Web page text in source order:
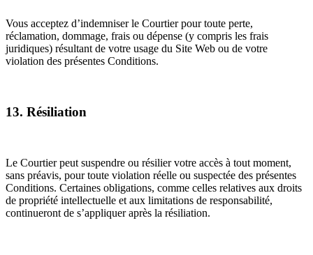
Vous acceptez d’indemniser le Courtier pour toute perte,
réclamation, dommage, frais ou dépense (y compris les frais
juridiques) résultant de votre usage du Site Web ou de votre
violation des présentes Conditions.
13. Résiliation
Le Courtier peut suspendre ou résilier votre accès à tout moment,
sans préavis, pour toute violation réelle ou suspectée des présentes
Conditions. Certaines obligations, comme celles relatives aux droits
de propriété intellectuelle et aux limitations de responsabilité,
continueront de s’appliquer après la résiliation.